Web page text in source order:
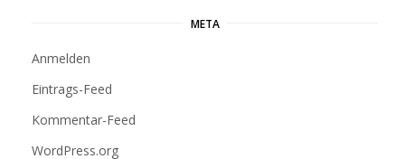
META
Anmelden
Eintrags-Feed
Kommentar-Feed
WordPress.org